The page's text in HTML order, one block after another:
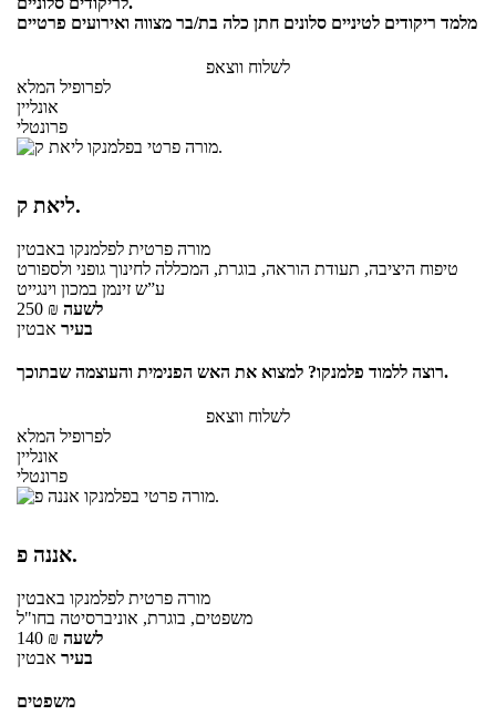
מלמד ריקודים לטיניים סלונים חתן כלה בת/בר מצווה ואירועים פרטיים
לשלוח ווצאפ
לפרופיל המלא
אונליין
פרונטלי
ליאת ק.
מורה פרטית לפלמנקו באבטין
טיפוח היציבה, תעודת הוראה, בוגרת, המכללה לחינוך גופני ולספורט
ע”ש זינמן במכון וינגייט
250 ₪ לשעה
בעיר אבטין
רוצה ללמוד פלמנקו? למצוא את האש הפנימית והעוצמה שבתוכך.
לשלוח ווצאפ
לפרופיל המלא
אונליין
פרונטלי
אננה פ.
מורה פרטית לפלמנקו באבטין
משפטים, בוגרת, אוניברסיטה בחו"ל
140 ₪ לשעה
בעיר אבטין
משפטים